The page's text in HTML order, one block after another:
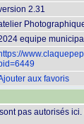
2.31
equipe
https://
aux favoris
pas autorisés ici.